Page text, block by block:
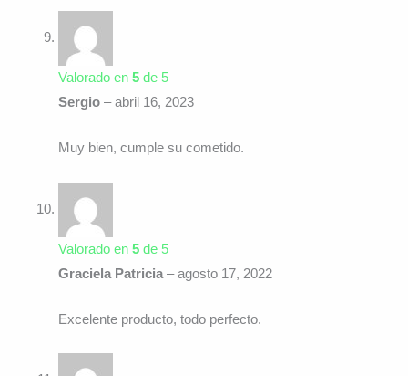
Valorado en 5de 5
Sergio – abril 16, 2023
Muy bien, cumple su cometido.
Valorado en 5de 5
Graciela Patricia – agosto 17, 2022
Excelente producto, todo perfecto.